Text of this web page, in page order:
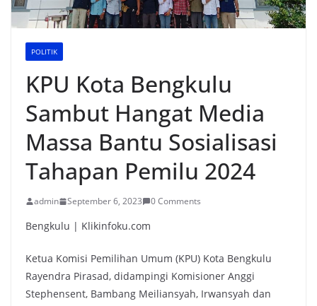
POLITIK
KPU Kota Bengkulu
Sambut Hangat Media
Massa Bantu Sosialisasi
Tahapan Pemilu 2024
admin September 6, 2023 0 Comments
Bengkulu | Klikinfoku.com
Ketua Komisi Pemilihan Umum (KPU) Kota Bengkulu
Rayendra Pirasad, didampingi Komisioner Anggi
Stephensent, Bambang Meiliansyah, Irwansyah dan